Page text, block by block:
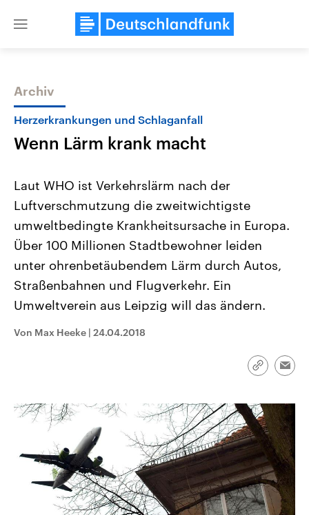
Close
Themen
Landtagswahl Sachsen-Anhalt
2026
Alle Informationen
Sachsen-Anhalt wählt am 6.
September 2026 einen neuen
Bundesland von einer Koalition aus
Umfragen, Prognosen,
Wahlprogramme, aktuelle Berichte
USA
Aktuelle Beiträge,
Hintergründe
Wirtschaftlich und
gehören die Vereinigten
mit großem Einfluss auf
Archiv
Herzerkrankungen und Schlaganfall
Wenn Lärm krank macht
Laut WHO ist Verkehrslärm nach der
Luftverschmutzung die zweitwichtigste
umweltbedingte Krankheitsursache in Europa.
Über 100 Millionen Stadtbewohner leiden
unter ohrenbetäubendem Lärm durch Autos,
Straßenbahnen und Flugverkehr. Ein
Umweltverein aus Leipzig will das ändern.
Von Max Heeke | 24.04.2018
Link